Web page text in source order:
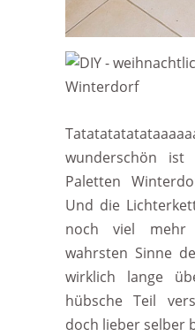
wunderschön ist
Paletten
Und die
noch viel mehr
wahrsten Sinne
wirklich lange
hübsche Teil
doch lieber selber